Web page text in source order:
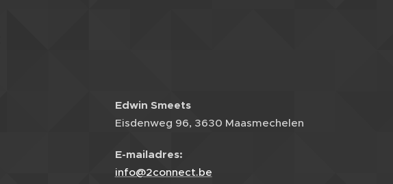
Edwin Smeets
Eisdenweg 96, 3630 Maasmechelen
E-mailadres:
info@2connect.be